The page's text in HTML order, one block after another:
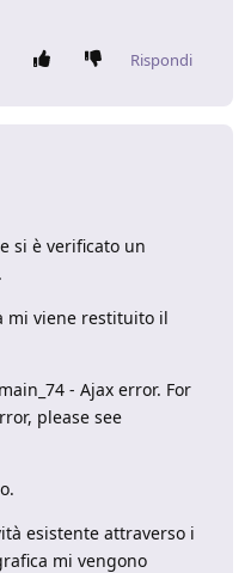
Rispondi
si è verificato un
mi viene restituito il
- Ajax error. For
please see
esistente attraverso i
mi vengono